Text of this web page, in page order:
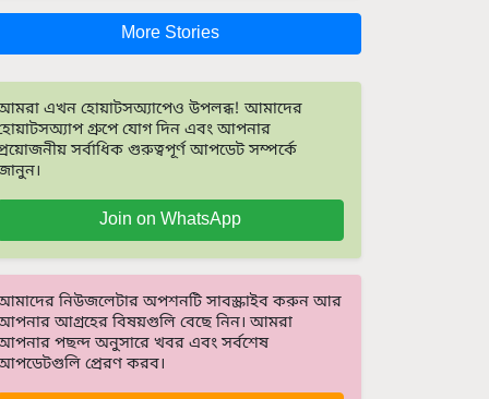
More Stories
এখন হোয়াটসঅ্যাপেও উপলব্ধ! আমাদের
গ্রুপে যোগ দিন এবং আপনার
সর্বাধিক গুরুত্বপূর্ণ আপডেট সম্পর্কে
Join on WhatsApp
নিউজলেটার অপশনটি সাবস্ক্রাইব করুন আর
আগ্রহের বিষয়গুলি বেছে নিন। আমরা
পছন্দ অনুসারে খবর এবং সর্বশেষ
প্রেরণ করব।